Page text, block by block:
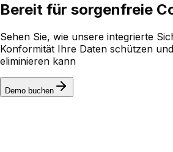
Bereit für sorgenfreie
Sehen Sie, wie unsere integrierte
Konformität Ihre Daten schützen
eliminieren kann
Demo buchen